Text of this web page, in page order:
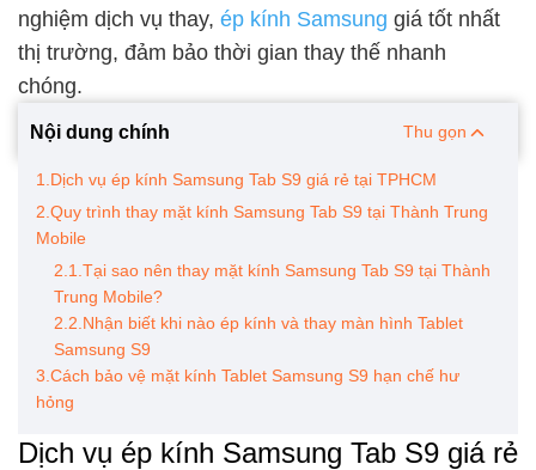
nghiệm dịch vụ thay, ép kính Samsung giá tốt nhất
thị trường, đảm bảo thời gian thay thế nhanh
chóng.
Nội dung chính Thu gọn
1.Dịch vụ ép kính Samsung Tab S9 giá rẻ tại TPHCM
2.Quy trình thay mặt kính Samsung Tab S9 tại Thành Trung
Mobile
2.1.Tại sao nên thay mặt kính Samsung Tab S9 tại Thành
Trung Mobile?
2.2.Nhận biết khi nào ép kính và thay màn hình Tablet
Samsung S9
3.Cách bảo vệ mặt kính Tablet Samsung S9 hạn chế hư
hỏng
Dịch vụ ép kính Samsung Tab S9 giá rẻ